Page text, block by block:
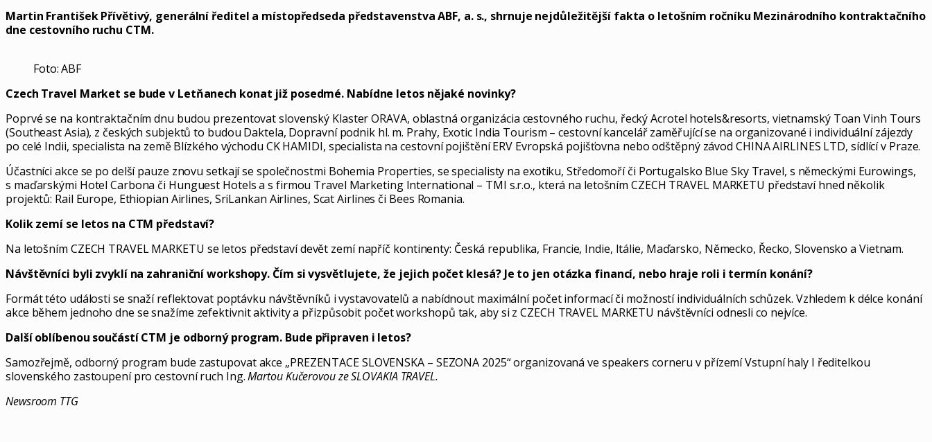
Martin František Přívětivý, generální ředitel a místopředseda představenstva ABF, a. s., shrnuje nejdůležitější fakta o letošním ročníku Mezinárodního kontraktačního
dne cestovního ruchu CTM.
Foto: ABF
Czech Travel Market se bude v Letňanech konat již posedmé. Nabídne letos nějaké novinky?
Poprvé se na kontraktačním dnu budou prezentovat slovenský Klaster ORAVA, oblastná organizácia cestovného ruchu, řecký Acrotel hotels&resorts, vietnamský Toan Vinh Tours
(Southeast Asia), z českých subjektů to budou Daktela, Dopravní podnik hl. m. Prahy, Exotic India Tourism – cestovní kancelář zaměřující se na organizované i individuální zájezdy
po celé Indii, specialista na země Blízkého východu CK HAMIDI, specialista na cestovní pojištění ERV Evropská pojišťovna nebo odštěpný závod CHINA AIRLINES LTD, sídlící v Praze.
Účastníci akce se po delší pauze znovu setkají se společnostmi Bohemia Properties, se specialisty na exotiku, Středomoří či Portugalsko Blue Sky Travel, s německými Eurowings,
s maďarskými Hotel Carbona či Hunguest Hotels a s firmou Travel Marketing International – TMI s.r.o., která na letošním CZECH TRAVEL MARKETU představí hned několik
projektů: Rail Europe, Ethiopian Airlines, SriLankan Airlines, Scat Airlines či Bees Romania.
Kolik zemí se letos na CTM představí?
Na letošním CZECH TRAVEL MARKETU se letos představí devět zemí napříč kontinenty: Česká republika, Francie, Indie, Itálie, Maďarsko, Německo, Řecko, Slovensko a Vietnam.
Návštěvníci byli zvyklí na zahraniční workshopy. Čím si vysvětlujete, že jejich počet klesá? Je to jen otázka financí, nebo hraje roli i termín konání?
Formát této události se snaží reflektovat poptávku návštěvníků i vystavovatelů a nabídnout maximální počet informací či možností individuálních schůzek. Vzhledem k délce konání
akce během jednoho dne se snažíme zefektivnit aktivity a přizpůsobit počet workshopů tak, aby si z CZECH TRAVEL MARKETU návštěvníci odnesli co nejvíce.
Další oblíbenou součástí CTM je odborný program. Bude připraven i letos?
Samozřejmě, odborný program bude zastupovat akce „PREZENTACE SLOVENSKA – SEZONA 2025“ organizovaná ve speakers corneru v přízemí Vstupní haly I ředitelkou
slovenského zastoupení pro cestovní ruch Ing.Martou Kučerovou ze SLOVAKIA TRAVEL.
Newsroom TTG